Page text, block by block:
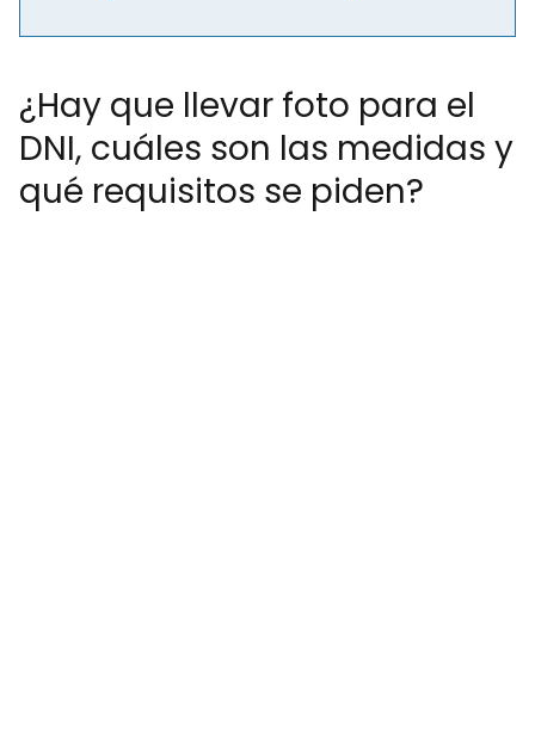
¿Hay que llevar foto para el
DNI, cuáles son las medidas y
qué requisitos se piden?